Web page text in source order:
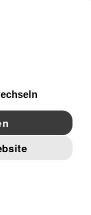
RECHTLICHE HINWEISE